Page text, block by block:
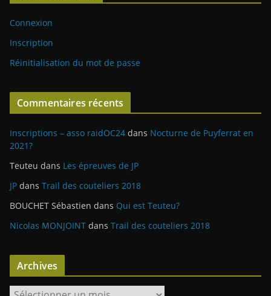
Connexion
Inscription
Réinitialisation du mot de passe
Commentaires récents
Inscriptions – asso raidOC24 dans Nocturne de Puyferrat en
2021?
Teuteu dans Les épreuves de JP
JP dans Trail des couteliers 2018
BOUCHET Sébastien dans Qui est Teuteu?
Nicolas MONJOINT dans Trail des couteliers 2018
Archives